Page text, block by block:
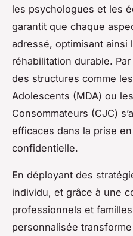
les psychologues et les
garantit que chaque
adressé, optimisant ainsi
réhabilitation durable.
des structures comme
Adolescents (MDA) ou
Consommateurs (CJC)
efficaces dans la prise
confidentielle.
En déployant des
individu, et grâce à une
professionnels et
personnalisée